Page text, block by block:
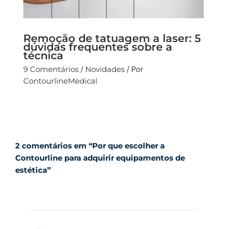
Remoção de tatuagem a laser: 5
dúvidas frequentes sobre a
técnica
9 Comentários / Novidades/ Por
ContourlineMedical
2 comentários em “Por que escolher a
Contourline para adquirir equipamentos de
estética”